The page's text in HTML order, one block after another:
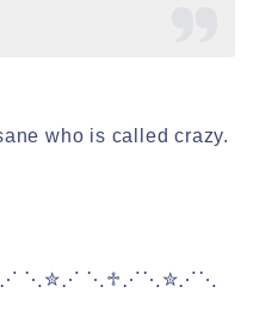
who is called crazy.
⋱✮⋰ ⋱♱⋰⋱✮⋰⋱